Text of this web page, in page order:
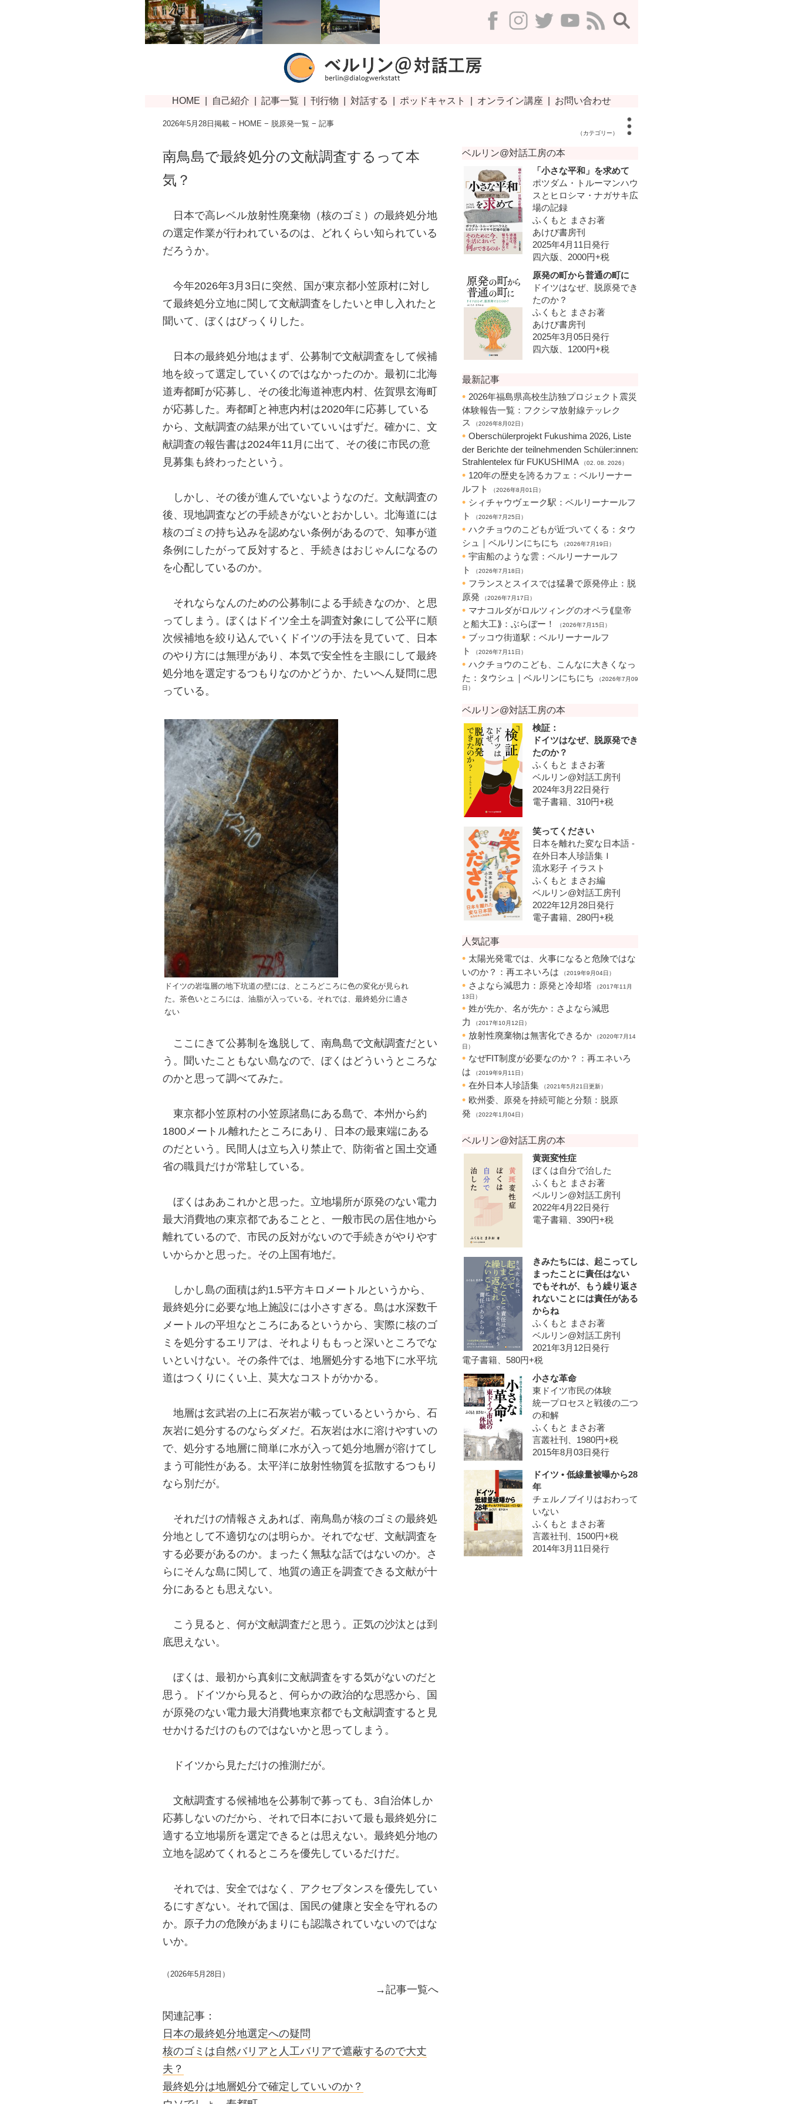
2026年5月28日掲載 − HOME − 脱原発一覧 − 記事
南鳥島で最終処分の文献調査するって本
気？
日本で高レベル放射性廃棄物（核のゴミ）の最終処分地
の選定作業が行われているのは、どれくらい知られている
だろうか。
今年2026年3月3日に突然、国が東京都小笠原村に対し
て最終処分立地に関して文献調査をしたいと申し入れたと
聞いて、ぼくはびっくりした。
日本の最終処分地はまず、公募制で文献調査をして候補
地を絞って選定していくのではなかったのか。最初に北海
道寿都町が応募し、その後北海道神恵内村、佐賀県玄海町
が応募した。寿都町と神恵内村は2020年に応募している
から、文献調査の結果が出ていていいはずだ。確かに、文
献調査の報告書は2024年11月に出て、その後に市民の意
見募集も終わったという。
しかし、その後が進んでいないようなのだ。文献調査の
後、現地調査などの手続きがないとおかしい。北海道には
核のゴミの持ち込みを認めない条例があるので、知事が道
条例にしたがって反対すると、手続きはおじゃんになるの
を心配しているのか。
それならなんのための公募制による手続きなのか、と思
ってしまう。ぼくはドイツ全土を調査対象にして公平に順
次候補地を絞り込んでいくドイツの手法を見ていて、日本
のやり方には無理があり、本気で安全性を主眼にして最終
処分地を選定するつもりなのかどうか、たいへん疑問に思
っている。
ドイツの岩塩層の地下坑道の壁には、ところどころに色の変化が見られ
た。茶色いところには、油脂が入っている。それでは、最終処分に適さ
ない
ここにきて公募制を逸脱して、南鳥島で文献調査だとい
う。聞いたこともない島なので、ぼくはどういうところな
のかと思って調べてみた。
東京都小笠原村の小笠原諸島にある島で、本州から約
1800メートル離れたところにあり、日本の最東端にある
のだという。民間人は立ち入り禁止で、防衛省と国土交通
省の職員だけが常駐している。
ぼくはああこれかと思った。立地場所が原発のない電力
最大消費地の東京都であることと、一般市民の居住地から
離れているので、市民の反対がないので手続きがやりやす
いからかと思った。その上国有地だ。
しかし島の面積は約1.5平方キロメートルというから、
最終処分に必要な地上施設には小さすぎる。島は水深数千
メートルの平坦なところにあるというから、実際に核のゴ
ミを処分するエリアは、それよりももっと深いところでな
いといけない。その条件では、地層処分する地下に水平坑
道はつくりにくい上、莫大なコストがかかる。
地層は玄武岩の上に石灰岩が載っているというから、石
灰岩に処分するのならダメだ。石灰岩は水に溶けやすいの
で、処分する地層に簡単に水が入って処分地層が溶けてし
まう可能性がある。太平洋に放射性物質を拡散するつもり
なら別だが。
それだけの情報さえあれば、南鳥島が核のゴミの最終処
分地として不適切なのは明らか。それでなぜ、文献調査を
する必要があるのか。まったく無駄な話ではないのか。さ
らにそんな島に関して、地質の適正を調査できる文献が十
分にあるとも思えない。
こう見ると、何が文献調査だと思う。正気の沙汰とは到
底思えない。
ぼくは、最初から真剣に文献調査をする気がないのだと
思う。ドイツから見ると、何らかの政治的な思惑から、国
が原発のない電力最大消費地東京都でも文献調査すると見
せかけるだけのものではないかと思ってしまう。
ドイツから見ただけの推測だが。
文献調査する候補地を公募制で募っても、3自治体しか
応募しないのだから、それで日本において最も最終処分に
適する立地場所を選定できるとは思えない。最終処分地の
立地を認めてくれるところを優先しているだけだ。
それでは、安全ではなく、アクセプタンスを優先してい
るにすぎない。それで国は、国民の健康と安全を守れるの
か。原子力の危険があまりにも認識されていないのではな
いか。
（2026年5月28日）
→記事一覧へ
関連記事：
日本の最終処分地選定への疑問
核のゴミは自然バリアと人工バリアで遮蔽するので大丈
夫？
最終処分は地層処分で確定していいのか？